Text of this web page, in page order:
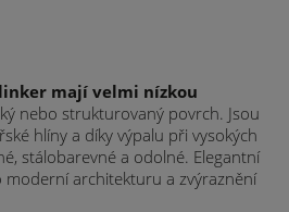
mají velmi nízkou
nebo strukturovaný povrch. Jsou
hlíny a díky výpalu při vysokých
stálobarevné a odolné. Elegantní
architekturu a zvýraznění